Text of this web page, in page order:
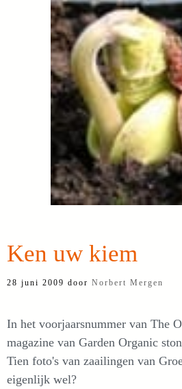
Ken uw kiem
28 juni 2009 door Norbert Mergen
In het voorjaarsnummer van The
magazine van Garden Organic
Tien foto's van zaailingen van
eigenlijk wel?